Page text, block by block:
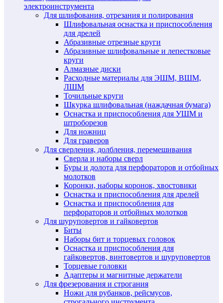
электроинструмента
Для шлифования, отрезания и полирования
Шлифовальная оснастка и приспособления
для дрелей
Абразивные отрезные круги
Абразивные шлифовальные и лепестковые
круги
Алмазные диски
Расходные материалы для ЭШМ, ВШМ,
ЛШМ
Точильные круги
Шкурка шлифовальная (наждачная бумага)
Оснастка и приспособления для УШМ и
штроборезов
Для ножниц
Для граверов
Для сверления, долбления, перемешивания
Сверла и наборы сверл
Буры и долота для перфораторов и отбойных
молотков
Коронки, наборы коронок, хвостовики
Оснастка и приспособления для дрелей
Оснастка и приспособления для
перфораторов и отбойных молотков
Для шуруповертов и гайковертов
Биты
Наборы бит и торцевых головок
Оснастка и приспособления для
гайковертов, винтовертов и шуруповертов
Торцевые головки
Адаптеры и магнитные держатели
Для фрезерования и строгания
Ножи для рубанков, рейсмусов,